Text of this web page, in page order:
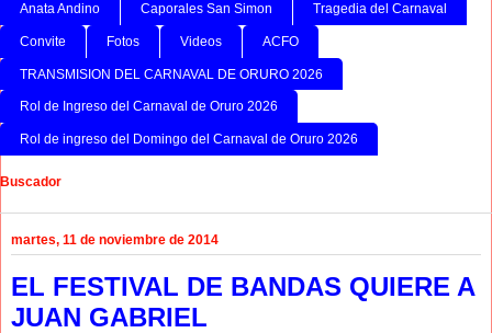
Anata Andino Caporales San Simon Tragedia del Carnaval
Convite Fotos Videos ACFO
TRANSMISION DEL CARNAVAL DE ORURO 2026
Rol de Ingreso del Carnaval de Oruro 2026
Rol de ingreso del Domingo del Carnaval de Oruro 2026
Buscador
martes, 11 de noviembre de 2014
EL FESTIVAL DE BANDAS QUIERE A
JUAN GABRIEL